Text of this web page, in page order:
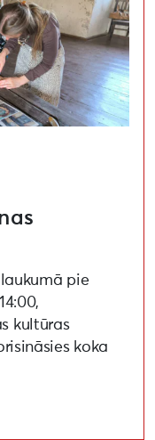
pie
kultūras
koka